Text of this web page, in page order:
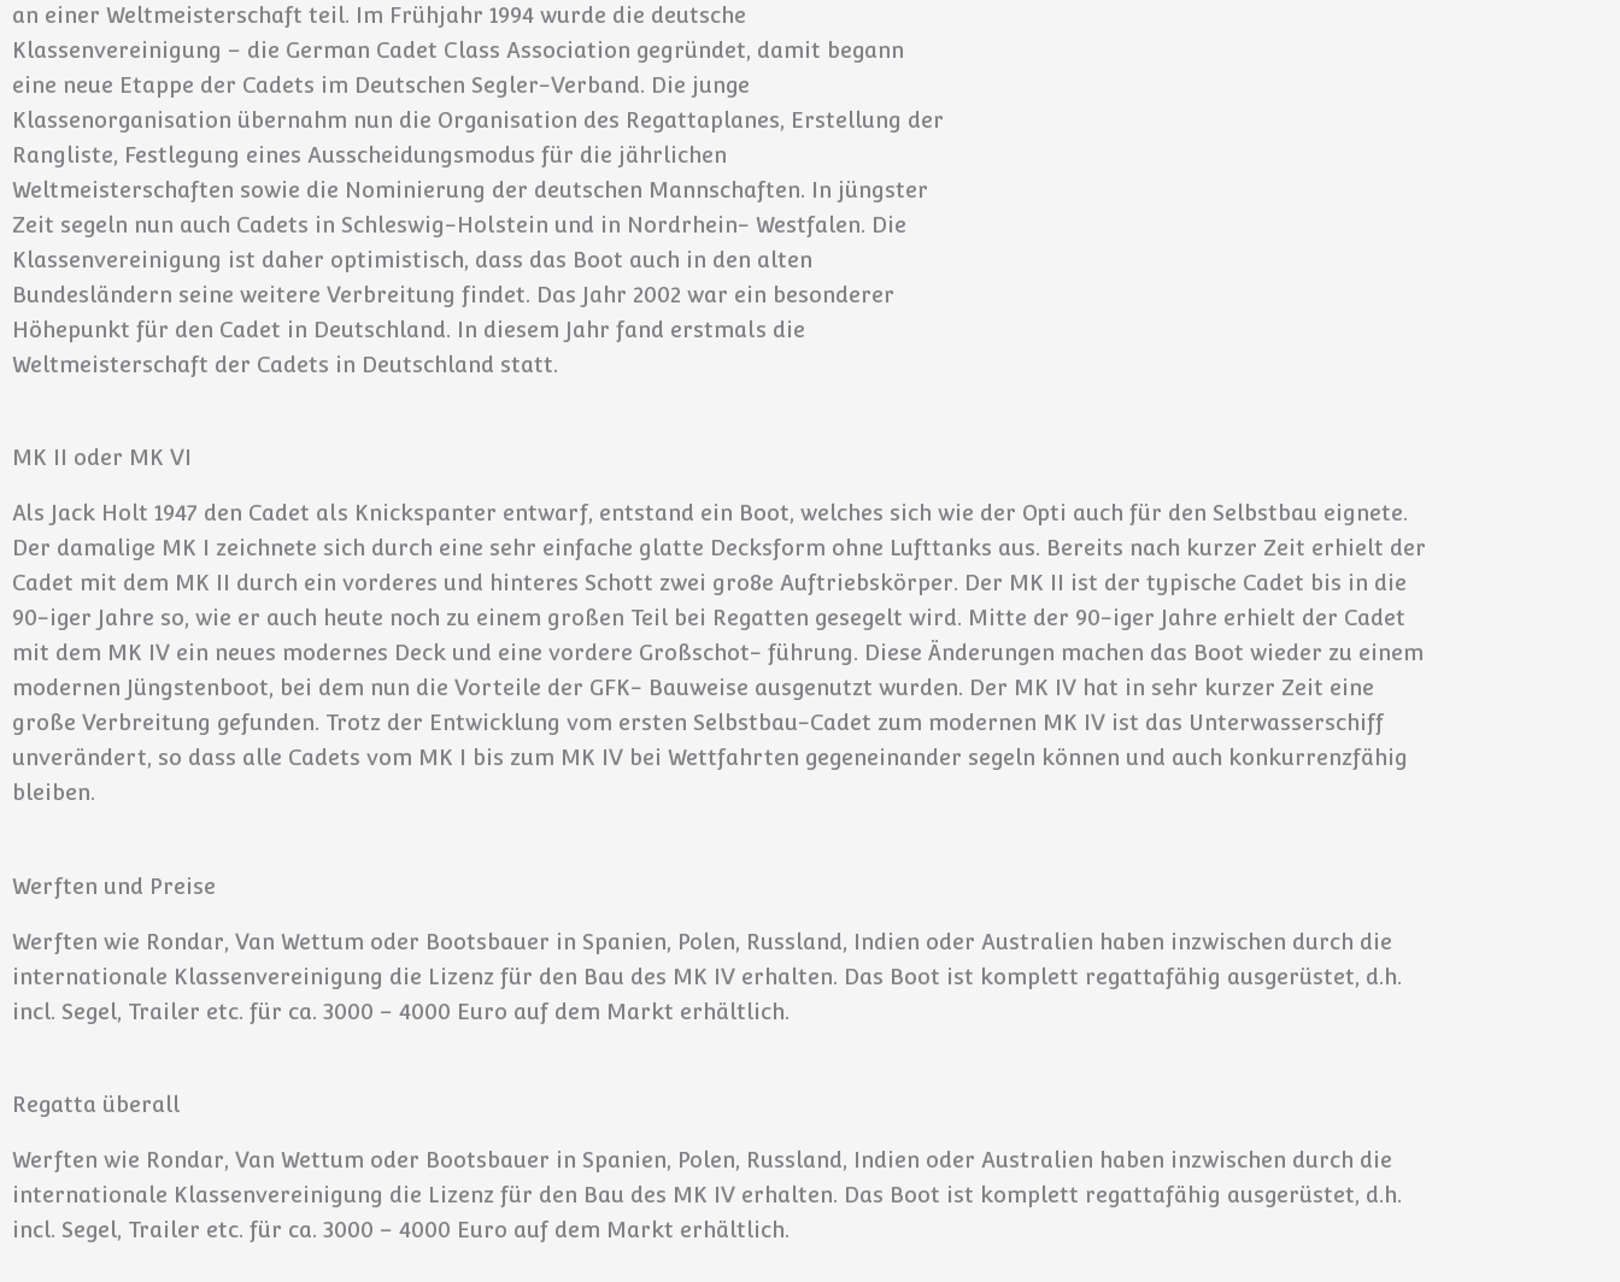
an einer Weltmeisterschaft teil. Im Frühjahr 1994 wurde die deutsche
Klassenvereinigung – die German Cadet Class Association gegründet, damit begann
eine neue Etappe der Cadets im Deutschen Segler-Verband. Die junge
Klassenorganisation übernahm nun die Organisation des Regattaplanes, Erstellung der
Rangliste, Festlegung eines Ausscheidungsmodus für die jährlichen
Weltmeisterschaften sowie die Nominierung der deutschen Mannschaften. In jüngster
Zeit segeln nun auch Cadets in Schleswig-Holstein und in Nordrhein- Westfalen. Die
Klassenvereinigung ist daher optimistisch, dass das Boot auch in den alten
Bundesländern seine weitere Verbreitung findet. Das Jahr 2002 war ein besonderer
Höhepunkt für den Cadet in Deutschland. In diesem Jahr fand erstmals die
Weltmeisterschaft der Cadets in Deutschland statt.
MK II oder MK VI
Als Jack Holt 1947 den Cadet als Knickspanter entwarf, entstand ein Boot, welches sich wie der Opti auch für den Selbstbau eignete.
Der damalige MK I zeichnete sich durch eine sehr einfache glatte Decksform ohne Lufttanks aus. Bereits nach kurzer Zeit erhielt der
Cadet mit dem MK II durch ein vorderes und hinteres Schott zwei gro8e Auftriebskörper. Der MK II ist der typische Cadet bis in die
90-iger Jahre so, wie er auch heute noch zu einem großen Teil bei Regatten gesegelt wird. Mitte der 90-iger Jahre erhielt der Cadet
mit dem MK IV ein neues modernes Deck und eine vordere Großschot- führung. Diese Änderungen machen das Boot wieder zu einem
modernen Jüngstenboot, bei dem nun die Vorteile der GFK- Bauweise ausgenutzt wurden. Der MK IV hat in sehr kurzer Zeit eine
große Verbreitung gefunden. Trotz der Entwicklung vom ersten Selbstbau-Cadet zum modernen MK IV ist das Unterwasserschiff
unverändert, so dass alle Cadets vom MK I bis zum MK IV bei Wettfahrten gegeneinander segeln können und auch konkurrenzfähig
bleiben.
Werften und Preise
Werften wie Rondar, Van Wettum oder Bootsbauer in Spanien, Polen, Russland, Indien oder Australien haben inzwischen durch die
internationale Klassenvereinigung die Lizenz für den Bau des MK IV erhalten. Das Boot ist komplett regattafähig ausgerüstet, d.h.
incl. Segel, Trailer etc. für ca. 3000 – 4000 Euro auf dem Markt erhältlich.
Regatta überall
Werften wie Rondar, Van Wettum oder Bootsbauer in Spanien, Polen, Russland, Indien oder Australien haben inzwischen durch die
internationale Klassenvereinigung die Lizenz für den Bau des MK IV erhalten. Das Boot ist komplett regattafähig ausgerüstet, d.h.
incl. Segel, Trailer etc. für ca. 3000 – 4000 Euro auf dem Markt erhältlich.